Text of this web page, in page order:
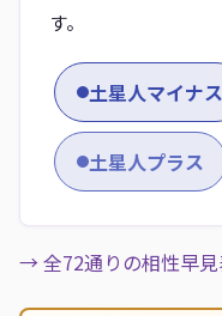
す。
土星人マイナス
土星人プラス
→ 全72通りの相性早見